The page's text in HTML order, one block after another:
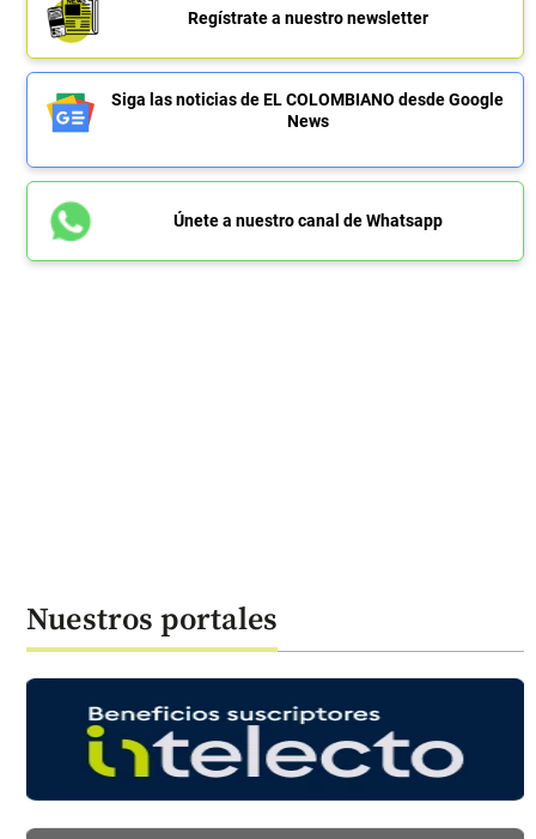
Regístrate a nuestro newsletter
Siga las noticias de EL COLOMBIANO desde Google
News
Únete a nuestro canal de Whatsapp
Nuestros portales